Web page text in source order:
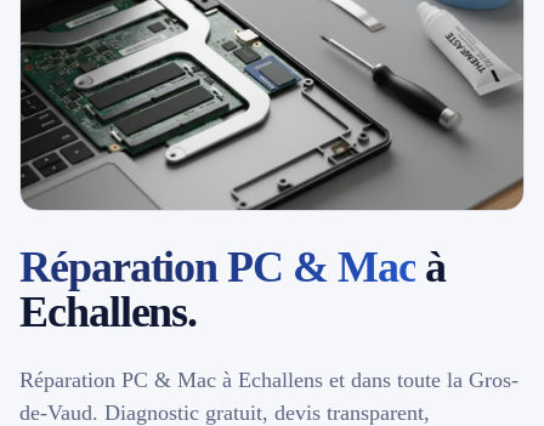
Tarifs
Blog
Contact
📱 Réparation téléphone par marque
Région d'Yverdon
Réparation PC & Mac à
Echallens.
Réparation PC & Mac à Echallens et dans toute la Gros-
de-Vaud. Diagnostic gratuit, devis transparent,